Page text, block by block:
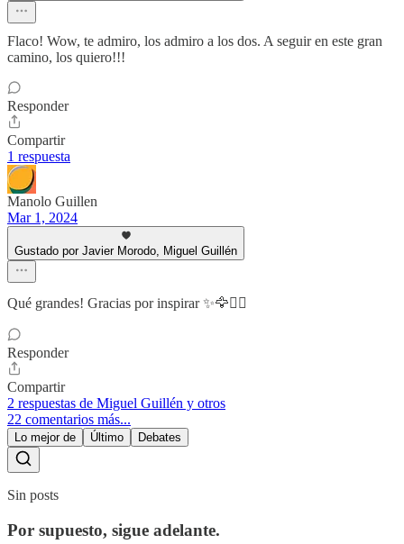
Flaco! Wow, te admiro, los admiro a los dos. A seguir en este gran
camino, los quiero!!!
Responder
Compartir
1 respuesta
Manolo Guillen
Mar 1, 2024
Gustado por Javier Morodo, Miguel Guillén
Qué grandes! Gracias por inspirar ✨🦅🧙‍♂️
Responder
Compartir
2 respuestas de Miguel Guillén y otros
22 comentarios más...
Lo mejor de Último Debates
Sin posts
Por supuesto, sigue adelante.